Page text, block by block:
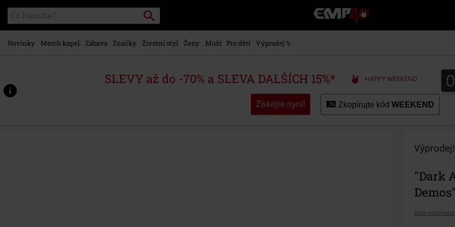
hlavnímu
obsahu
Katalog
vyhledávání
Vyhledávání
EMP
-
Hudba,
Merch
hráče,
Alternativní
Novinky Merch kapel Zábava Značky Životní styl Ženy Muži Pro děti Výprodej %
SLEVY až do -70% a SLEVA DALŠÍCH 15%* HAPPY WEEKEND 0
0
Získejte nyní! Zkopírujte kód WEEKEND
Výprodej!
"Dark
Více